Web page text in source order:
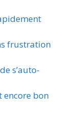
frustration
s’auto-
encore bon